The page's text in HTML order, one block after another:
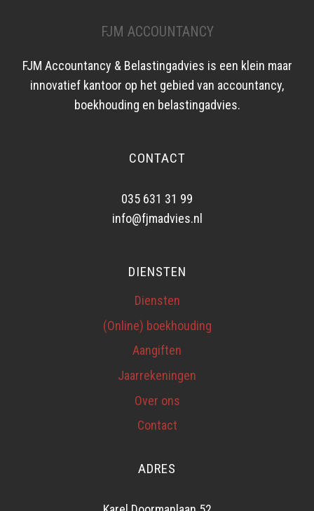
FJM ACCOUNTANCY
FJM Accountancy & Belastingadvies is een klein maar
innovatief kantoor op het gebied van accountancy,
boekhouding en belastingadvies.
CONTACT
035 631 31 99
info@fjmadvies.nl
DIENSTEN
Diensten
(Online) boekhouding
Aangiften
Jaarrekeningen
Over ons
Contact
ADRES